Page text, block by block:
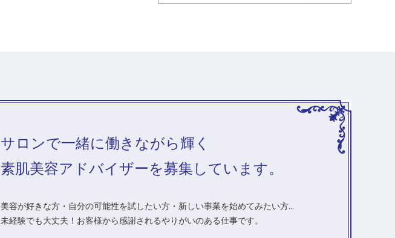
サロンで一緒に働きながら輝く
素肌美容アドバイザーを募集しています。
美容が好きな方・自分の可能性を試したい方・新しい事業を始めてみたい方...
未経験でも大丈夫！お客様から感謝されるやりがいのある仕事です。